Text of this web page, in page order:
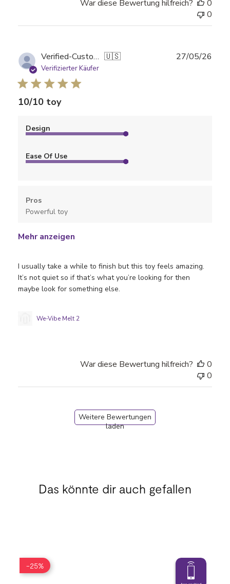
War diese Bewertung hilfreich?
0
0
Verified-Customer 🇺🇸
Verifizierter Käufer
10/10 toy
I usually take a while to finish but this toy feels amazing.
It’s not quiet so if that’s what you’re looking for then
maybe look for something else.
We-Vibe Melt 2
Design
Ease Of Use
Pros
Powerful toy
Mehr anzeigen
27/05/26
War diese Bewertung hilfreich?
0
0
Weitere Bewertungen
laden
Das könnte dir auch gefallen
-25%